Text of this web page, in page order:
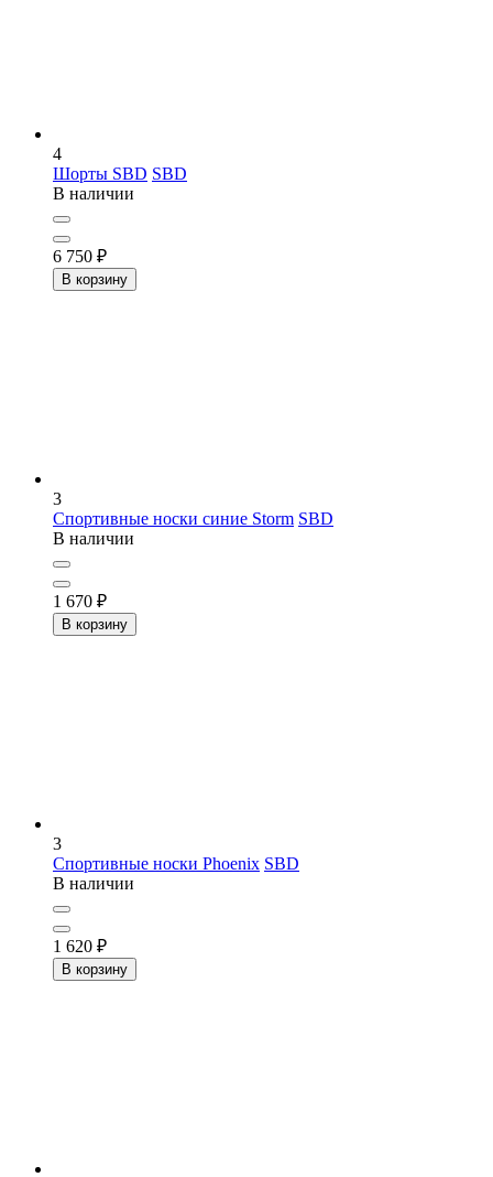
4
Шорты SBD SBD
В наличии
6 750 ₽
В корзину
3
Спортивные носки синие Storm SBD
В наличии
1 670 ₽
В корзину
3
Спортивные носки Phoenix SBD
В наличии
1 620 ₽
В корзину